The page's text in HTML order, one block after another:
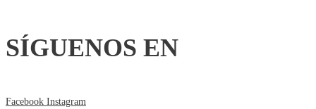
SÍGUENOS EN
Facebook Instagram